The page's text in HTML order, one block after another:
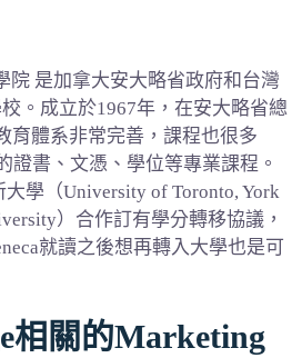
院 是加拿大安大略省政府和台灣
。成立於1967年，在安大略省總
育體系非常完善，課程也很多
證書、文憑、學位等專業課程。
大學（University of Toronto, York
）合作訂有學分轉移協議，
就讀之後想再轉入大學也是可
相關的Marketing